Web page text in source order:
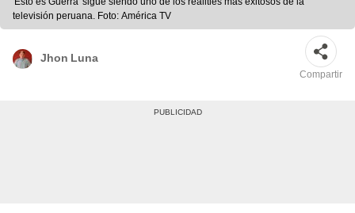
televisión peruana. Foto: América TV
Jhon Luna
Compartir